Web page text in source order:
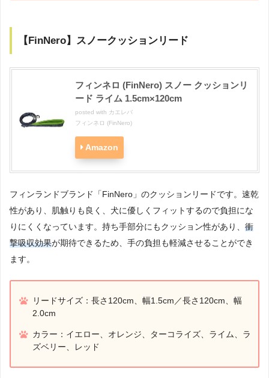
【FinNero】スノークッションリード
フィンネロ (FinNero) スノー クッションリ
ード ライム 1.5cm×120cm
posted with カエレバ
フィンネロ (FinNero)
Amazon
フィンランドブランド「FinNero」のクッションリードです。速乾
性があり、肌触りも良く、犬に優しくフィットするので負担にな
りにくくなっています。持ち手部分にもクッション性があり、 衝
撃吸収効果が期待できるため、手の負担も軽減させることができ
ます。
リードサイズ：長さ120cm、幅1.5cm／長さ120cm、幅
2.0cm
カラー：イエロー、オレンジ、ターコライズ、ライム、ラ
ズベリー、レッド